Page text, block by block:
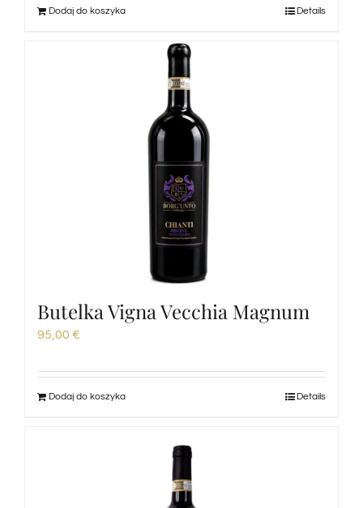
Dodaj do koszyka Details
Butelka Vigna Vecchia Magnum
95,00 €
Dodaj do koszyka Details